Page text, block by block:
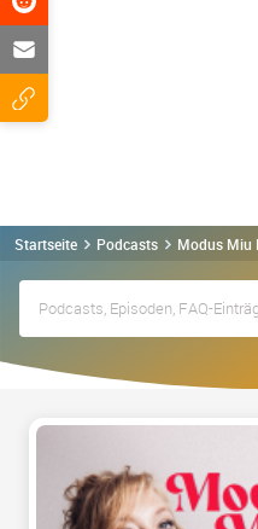
Startseite Podcasts Modus Miu